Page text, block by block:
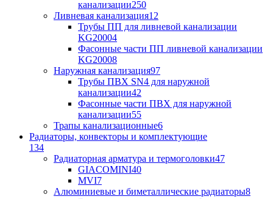
канализации250
Ливневая канализация12
Трубы ПП для ливневой канализации
KG20004
Фасонные части ПП ливневой канализации
KG20008
Наружная канализация97
Трубы ПВХ SN4 для наружной
канализации42
Фасонные части ПВХ для наружной
канализации55
Трапы канализационные6
Радиаторы, конвекторы и комплектующие
134
Радиаторная арматура и термоголовки47
GIACOMINI40
MVI7
Алюминиевые и биметаллические радиаторы8